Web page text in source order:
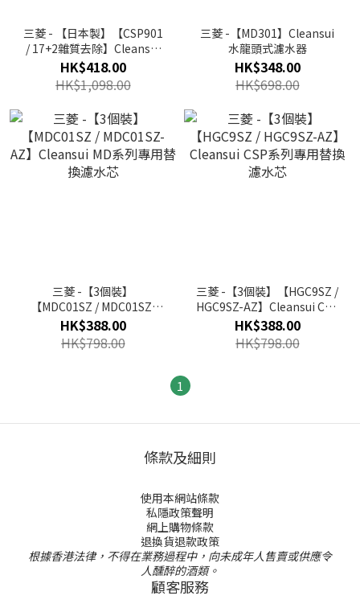
三菱 - 【日本製】【CSP901
/ 17+2雜質去除】Cleansui
水龍頭式濾水器
HK$418.00
HK$1,098.00
三菱 -【MD301】Cleansui
水龍頭式濾水器
HK$348.00
HK$698.00
三菱 -【3個裝】
【MDC01SZ / MDC01SZ-
AZ】Cleansui MD系列專用
替換濾水芯
HK$388.00
HK$798.00
三菱 -【3個裝】【HGC9SZ /
HGC9SZ-AZ】Cleansui CSP
系列專用替換濾水芯
HK$388.00
HK$798.00
1
條款及細則
使用本網站條款
私隱政策聲明
網上購物條款
退換貨退款政策
根據香港法律，不得在業務過程中，向未成年人售賣或供應令
人醺醉的酒類。
顧客服務